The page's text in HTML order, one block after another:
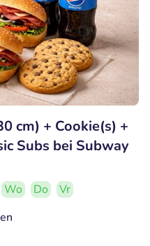
cm) + Cookie(s) +
Subs bei Subway
Wo Do
Vr